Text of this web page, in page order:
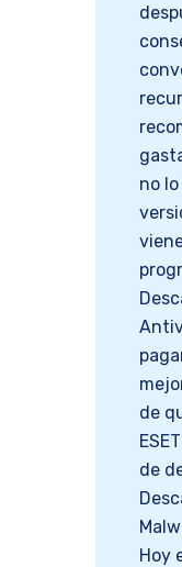
no
de
de
Hoy